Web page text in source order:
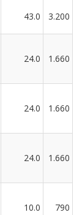
43.0 3.200
24.0 1.660
24.0 1.660
24.0 1.660
10.0 790